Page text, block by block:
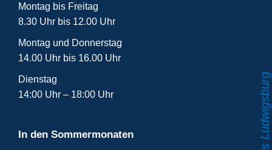
Montag bis Freitag
8.30 Uhr bis 12.00 Uhr
Montag und Donnerstag
14.00 Uhr bis 16.00 Uhr
Dienstag
14:00 Uhr – 18:00 Uhr
In den Sommermonaten